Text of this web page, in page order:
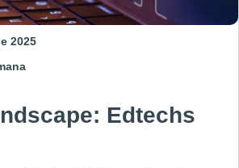
2025
Edtechs